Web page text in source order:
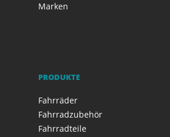
Marken
PRODUKTE
Fahrräder
Fahrradzubehör
Fahrradteile